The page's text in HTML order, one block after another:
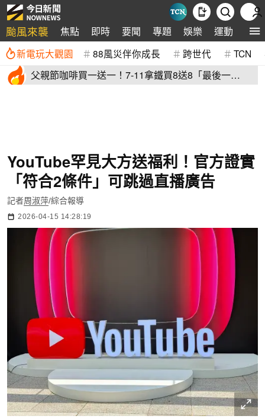
颱風來襲 焦點 即時 要聞 專題 娛樂 運動 全球
新電玩大觀園 88風災伴你成長 跨世代 TCN
父親節咖啡買一送一！7-11拿鐵買8送8「最後一
YouTube罕見大方送福利！官方證實
「符合2條件」可跳過直播廣告
記者周淑萍/綜合報導
2026-04-15 14:28:19